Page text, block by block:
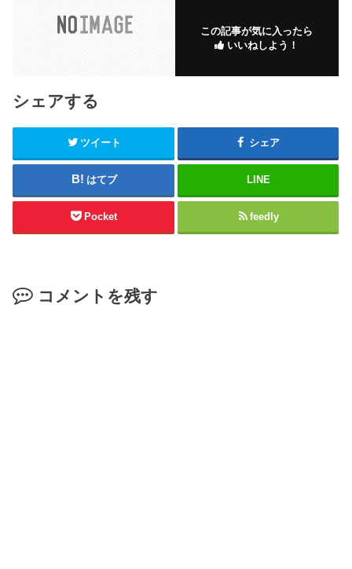
この記事が気に入ったら
いいねしよう！
シェアする
ツイート シェア
はてブ LINE
Pocket feedly
コメントを残す